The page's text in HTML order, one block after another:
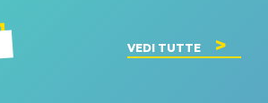
VEDI TUTTE